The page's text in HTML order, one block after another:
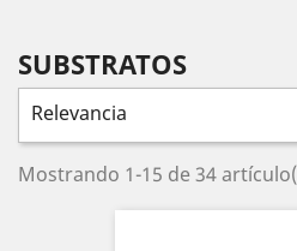
SUBSTRATOS
Relevancia
Mostrando 1-15 de 34